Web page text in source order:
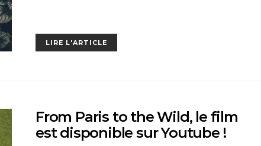
LIRE L'ARTICLE
From Paris to the Wild, le film
est disponible sur Youtube !